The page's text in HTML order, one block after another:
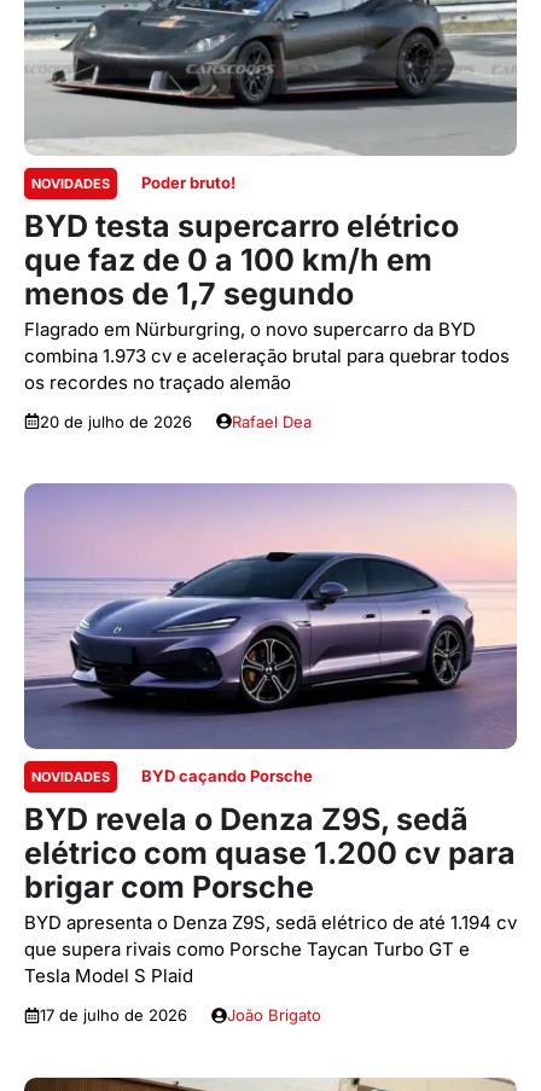
NOVIDADES Poder bruto!
BYD testa supercarro elétrico
que faz de 0 a 100 km/h em
menos de 1,7 segundo
Flagrado em Nürburgring, o novo supercarro da BYD
combina 1.973 cv e aceleração brutal para quebrar todos
os recordes no traçado alemão
20 de julho de 2026 Rafael Dea
NOVIDADES BYD caçando Porsche
BYD revela o Denza Z9S, sedã
elétrico com quase 1.200 cv para
brigar com Porsche
BYD apresenta o Denza Z9S, sedã elétrico de até 1.194 cv
que supera rivais como Porsche Taycan Turbo GT e
Tesla Model S Plaid
17 de julho de 2026 João Brigato